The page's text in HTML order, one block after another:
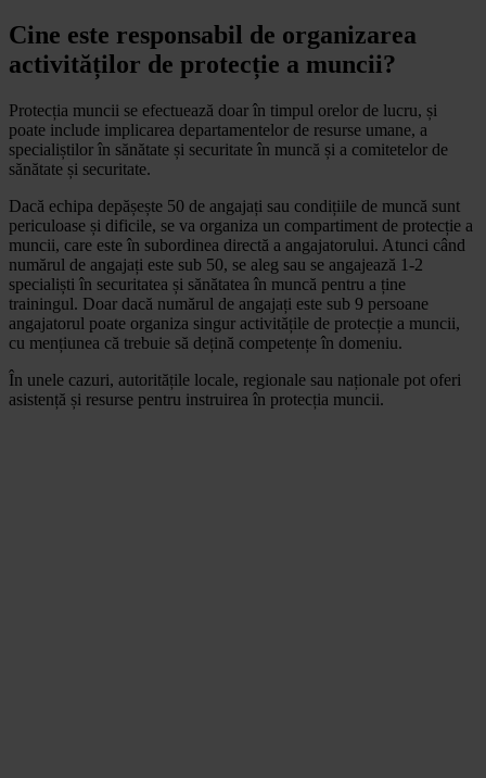
Cine este responsabil de organizarea
activităților de protecție a muncii?
Protecția muncii se efectuează doar în timpul orelor de lucru, și
poate include implicarea departamentelor de resurse umane, a
specialiștilor în sănătate și securitate în muncă și a comitetelor de
sănătate și securitate.
Dacă echipa depășește 50 de angajați sau condițiile de muncă sunt
periculoase și dificile, se va organiza un compartiment de protecție a
muncii, care este în subordinea directă a angajatorului. Atunci când
numărul de angajați este sub 50, se aleg sau se angajează 1-2
specialiști în securitatea și sănătatea în muncă pentru a ține
trainingul. Doar dacă numărul de angajați este sub 9 persoane
angajatorul poate organiza singur activitățile de protecție a muncii,
cu mențiunea că trebuie să dețină competențe în domeniu.
În unele cazuri, autoritățile locale, regionale sau naționale pot oferi
asistență și resurse pentru instruirea în protecția muncii.